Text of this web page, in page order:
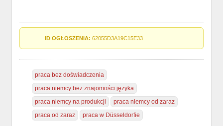
ID OGŁOSZENIA: 62055D3A19C15E33
praca bez doświadczenia
praca niemcy bez znajomości języka
praca niemcy na produkcji
praca niemcy od zaraz
praca od zaraz
praca w Düsseldorfie